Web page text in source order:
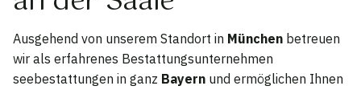
Ausgehend von unserem Standort in München betreuen
wir als erfahrenes Bestattungsunternehmen
seebestattungen in ganz Bayern und ermöglichen Ihnen